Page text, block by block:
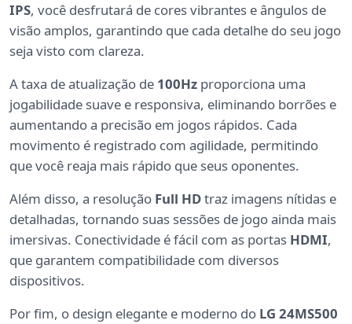
IPS, você desfrutará de cores vibrantes e ângulos de
visão amplos, garantindo que cada detalhe do seu jogo
seja visto com clareza.
A taxa de atualização de 100Hz proporciona uma
jogabilidade suave e responsiva, eliminando borrões e
aumentando a precisão em jogos rápidos. Cada
movimento é registrado com agilidade, permitindo
que você reaja mais rápido que seus oponentes.
Além disso, a resolução Full HDtraz imagens nítidas e
detalhadas, tornando suas sessões de jogo ainda mais
imersivas. Conectividade é fácil com as portas HDMI,
que garantem compatibilidade com diversos
dispositivos.
Por fim, o design elegante e moderno do LG 24MS500